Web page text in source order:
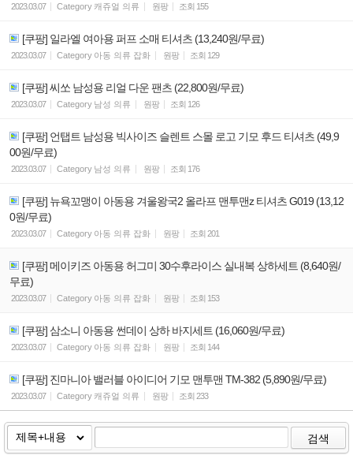
2023.03.07 Category 캐쥬얼 의류 원팡 조회 155
[쿠팡] 일라엘 여아용 퍼프 소매 티셔츠 (13,240원/무료)
2023.03.07 Category 아동 의류 잡화 원팡 조회 129
[쿠팡] 씨쏘 남성용 리얼 다운 팬츠 (22,800원/무료)
2023.03.07 Category 남성 의류 원팡 조회 126
[쿠팡] 언탭트 남성용 빅사이즈 슬렌트 스몰 로고 기모 후드 티셔츠 (49,9
00원/무료)
2023.03.07 Category 남성 의류 원팡 조회 176
[쿠팡] 뉴욕꼬맹이 아동용 겨울왕국2 올라프 맨투맨z 티셔츠 G019 (13,12
0원/무료)
2023.03.07 Category 아동 의류 잡화 원팡 조회 201
[쿠팡] 메이키즈 아동용 허그미 30수후라이스 실내복 상하세트 (8,640원/
무료)
2023.03.07 Category 아동 의류 잡화 원팡 조회 153
[쿠팡] 삼소니 아동용 썬데이 상하 바지세트 (16,060원/무료)
2023.03.07 Category 아동 의류 잡화 원팡 조회 144
[쿠팡] 진마니아 밸러블 아이디어 기모 맨투맨 TM-382 (5,890원/무료)
2023.03.07 Category 캐쥬얼 의류 원팡 조회 233
검색